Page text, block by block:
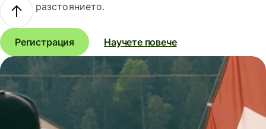
разстоянието.
Регистрация Научете повече